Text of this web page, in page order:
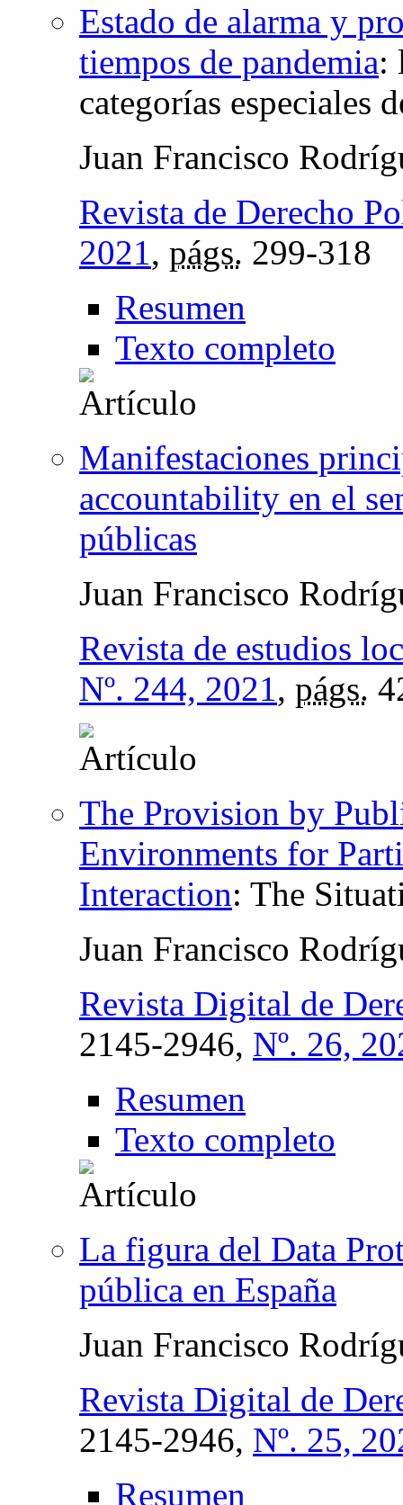
Estado de alarma y
tiempos de pandemia:
categorías especiales
Juan Francisco
Revista de Derecho
2021, págs. 299-318
Resumen
Texto completo
Manifestaciones
accountability en el
públicas
Juan Francisco
Revista de estudios
Nº. 244, 2021, págs.
The Provision by
Environments for
Interaction: The
Juan Francisco
Revista Digital de
2145-2946, Nº. 26,
Resumen
Texto completo
La figura del Data
pública en España
Juan Francisco
Revista Digital de
2145-2946, Nº. 25,
Resumen